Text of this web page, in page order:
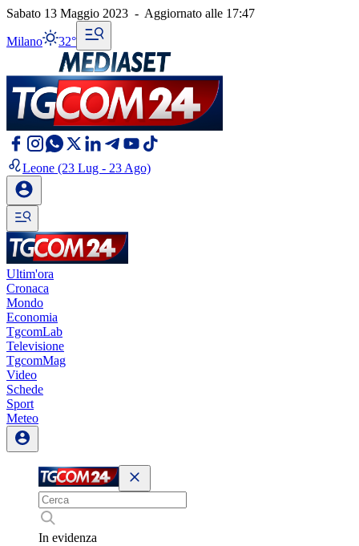
Sabato 13 Maggio 2023 - Aggiornato alle 17:47
Milano 32°
Leone (23 Lug - 23 Ago)
Ultim'ora
Cronaca
Mondo
Economia
TgcomLab
Televisione
TgcomMag
Video
Schede
Sport
Meteo
In evidenza